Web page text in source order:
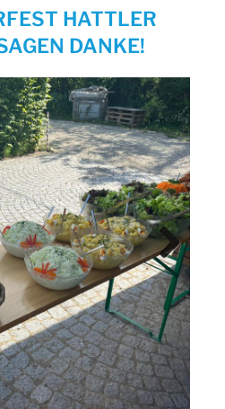
HATTLER
DANKE!
Next